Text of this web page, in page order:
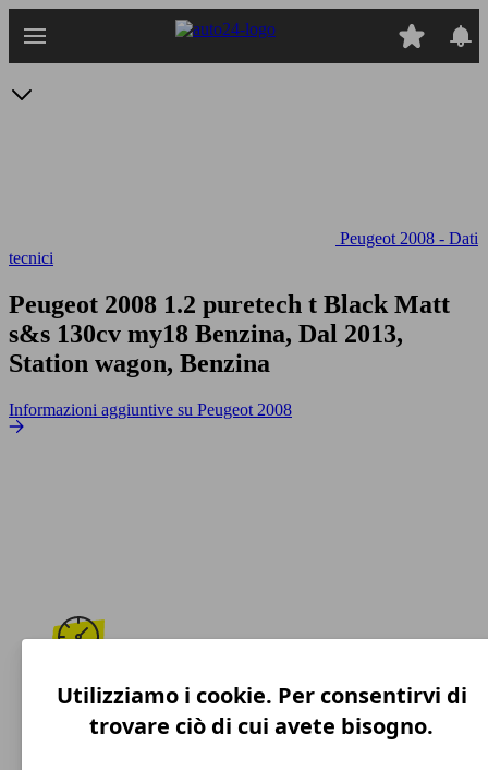
Peugeot 2008 - Dati
tecnici
Peugeot 2008 1.2 puretech t Black Matt
s&s 130cv my18 Benzina, Dal 2013,
Station wagon, Benzina
Informazioni aggiuntive su Peugeot 2008
203 km/h
Velocità massima
Utilizziamo i cookie. Per consentirvi di
trovare ciò di cui avete bisogno.